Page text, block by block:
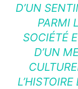
D’UN
PARMI
SOCIÉTÉ
D’UN